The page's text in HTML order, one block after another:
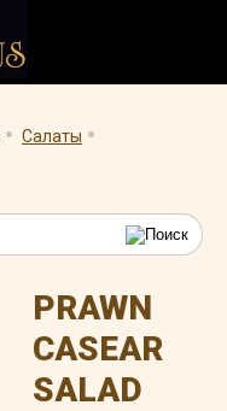
. Салаты .
PRAWN
CASEAR
SALAD